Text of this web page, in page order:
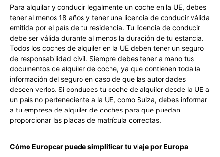
Para alquilar y conducir legalmente un coche en la UE, debes
tener al menos 18 años y tener una licencia de conducir válida
emitida por el país de tu residencia. Tu licencia de conducir
debe ser válida durante al menos la duración de tu estancia.
Todos los coches de alquiler en la UE deben tener un seguro
de responsabilidad civil. Siempre debes tener a mano tus
documentos de alquiler de coche, ya que contienen toda la
información del seguro en caso de que las autoridades
deseen verlos. Si conduces tu coche de alquiler desde la UE a
un país no perteneciente a la UE, como Suiza, debes informar
a tu empresa de alquiler de coches para que puedan
proporcionar las placas de matrícula correctas.
Cómo Europcar puede simplificar tu viaje por Europa